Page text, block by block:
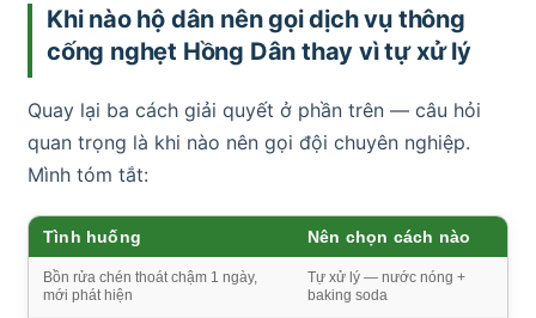
Khi nào hộ dân nên gọi dịch vụ thông
cống nghẹt Hồng Dân thay vì tự xử lý
Quay lại ba cách giải quyết ở phần trên — câu hỏi
quan trọng là khi nào nên gọi đội chuyên nghiệp.
Mình tóm tắt:
Tình huống Nên chọn cách nào
Bồn rửa chén thoát chậm 1 ngày,
mới phát hiện
Tự xử lý — nước nóng +
baking soda